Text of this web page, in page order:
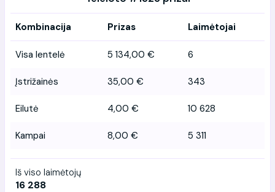
Kombinacija Prizas Laimėtojai
Visa lentelė 5 134,00 € 6
Įstrižainės 35,00 € 343
Eilutė 4,00 € 10 628
Kampai 8,00 € 5 311
Iš viso laimėtojų
16 288